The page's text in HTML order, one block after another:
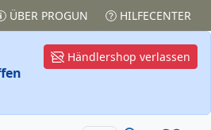
ÜBER PROGUN HILFECENTER
Händlershop verlassen